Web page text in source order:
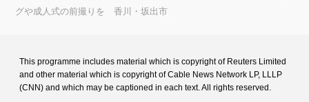
グや成人式の前撮りを 香川・坂出市
This programme includes material which is copyright of Reuters Limited
and other material which is copyright of Cable News Network LP, LLLP
(CNN) and which may be captioned in each text. All rights reserved.